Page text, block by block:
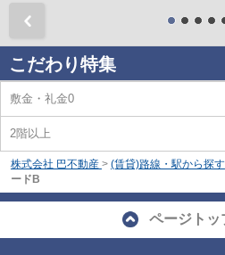
こだわり特集
敷金・礼金0
2階以上
株式会社 巴不動産 > (賃貸)路線・駅から探す
ードB
ページトッ